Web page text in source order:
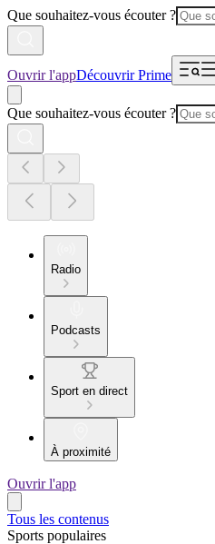
Que souhaitez-vous écouter ?
Ouvrir l'appDécouvrir Prime
Que souhaitez-vous écouter ?
Radio
Podcasts
Sport en direct
À proximité
Ouvrir l'app
Tous les contenus
Sports populaires